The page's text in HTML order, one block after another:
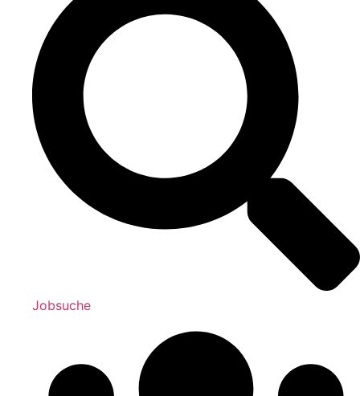
Jobsuche